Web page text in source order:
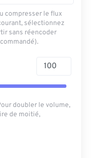
compresser le flux
sélectionnez
sans réencoder
doubler le volume,
de moitié,